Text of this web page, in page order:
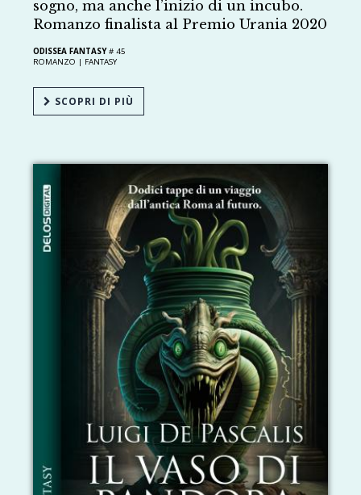
sogno, ma anche l’inizio di un incubo.
Romanzo finalista al Premio Urania 2020
ODISSEA FANTASY# 45
ROMANZO | FANTASY
SCOPRI DI PIÙ